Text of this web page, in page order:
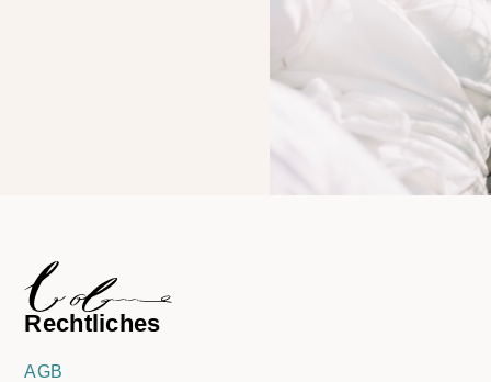
Rechtliches
AGB